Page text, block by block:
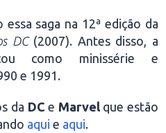
essa saga na 12ª edição da
DC(2007). Antes disso, a
como minissérie e
e 1991.
da DC e Marvelque estão
aqui e aqui.